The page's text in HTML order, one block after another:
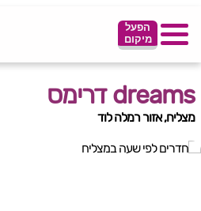
הפעל
מיקום
dreams דרימס
מצליח, אזור רמלה לוד